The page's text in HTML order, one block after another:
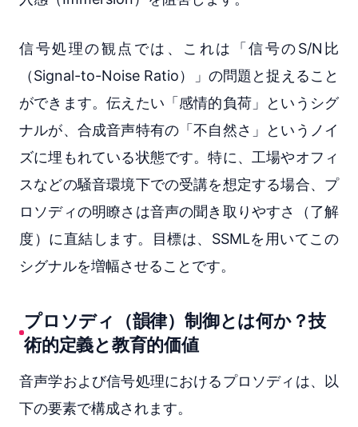
信号処理の観点では、これは「信号のS/N比
（Signal-to-Noise Ratio）」の問題と捉えること
ができます。伝えたい「感情的負荷」というシグ
ナルが、合成音声特有の「不自然さ」というノイ
ズに埋もれている状態です。特に、工場やオフィ
スなどの騒音環境下での受講を想定する場合、プ
ロソディの明瞭さは音声の聞き取りやすさ（了解
度）に直結します。目標は、SSMLを用いてこの
シグナルを増幅させることです。
プロソディ（韻律）制御とは何か？技
術的定義と教育的価値
音声学および信号処理におけるプロソディは、以
下の要素で構成されます。